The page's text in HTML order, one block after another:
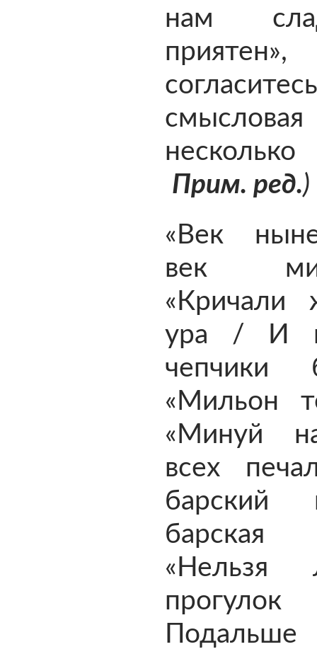
нам
приятен»,
смысловая
Прим. ред.)
«Век
век
«Кричали
ура / И в
чепчики
«Мильон
«Минуй
всех
барский
барская
Подальше